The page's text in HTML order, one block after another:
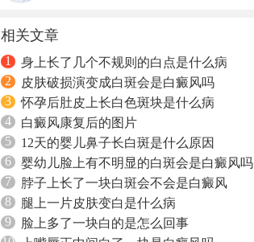
相关文章
1
身上长了几个不规则的白点是什么病
2
皮肤破损演变成白斑会是白癜风吗
3
怀孕后肚皮上长白色斑块是什么病
4
白癜风康复后的图片
5
12天的婴儿鼻子长白斑是什么原因
6
婴幼儿脸上有不明显的白斑会是白癜风吗
7
脖子上长了一块白斑会不会是白癜风
8
腿上一片皮肤变白是什么病
9
脸上多了一块白的是怎么回事